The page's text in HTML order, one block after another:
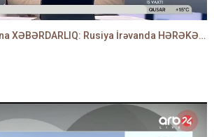
Moskvadan Paşinyana XƏBƏRDARLIQ: Rusiya İrəvanda HƏRƏKƏTƏ KEÇDİ - TAMİLLA QULAMİ danışır